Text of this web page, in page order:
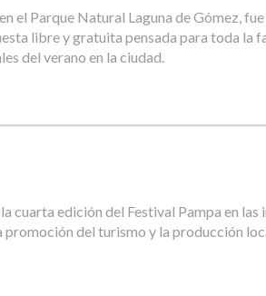
Parque Natural Laguna de Gómez,
libre y gratuita pensada para toda
del verano en la ciudad.
cuarta edición del Festival Pampa en
del turismo y la producción